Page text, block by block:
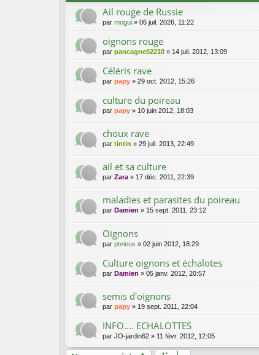
Ail rouge de Russie
par mogui » 06 juil. 2026, 11:22
oignons rouge
par pancagne02210 » 14 juil. 2012, 13:09
Céléris rave
par papy » 29 oct. 2012, 15:26
culture du poireau
par papy » 10 juin 2012, 18:03
choux rave
par tintin » 29 juil. 2013, 22:49
ail et sa culture
par Zara » 17 déc. 2011, 22:39
maladies et parasites du poireau
par Damien » 15 sept. 2011, 23:12
Oignons
par ptvieux » 02 juin 2012, 18:29
Culture oignons et échalotes
par Damien » 05 janv. 2012, 20:57
semis d'oignons
par papy » 19 sept. 2011, 22:04
INFO.... ECHALOTTES
par JO-jardin62 » 11 févr. 2012, 12:05